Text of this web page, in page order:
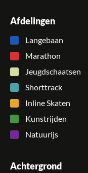
Afdelingen
Langebaan
Marathon
Jeugdschaatsen
Shorttrack
Inline Skaten
Kunstrijden
Natuurijs
Achtergrond